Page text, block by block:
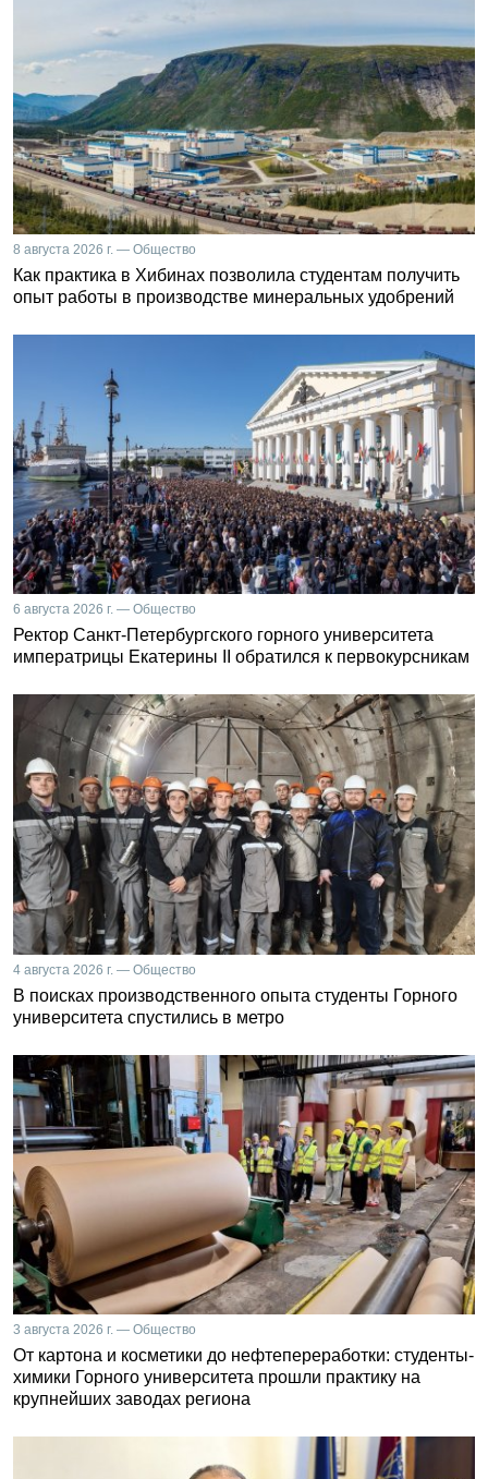
8 августа 2026 г. — Общество
Как практика в Хибинах позволила студентам получить
опыт работы в производстве минеральных удобрений
6 августа 2026 г. — Общество
Ректор Санкт-Петербургского горного университета
императрицы Екатерины II обратился к первокурсникам
4 августа 2026 г. — Общество
В поисках производственного опыта студенты Горного
университета спустились в метро
3 августа 2026 г. — Общество
От картона и косметики до нефтепереработки: студенты-
химики Горного университета прошли практику на
крупнейших заводах региона